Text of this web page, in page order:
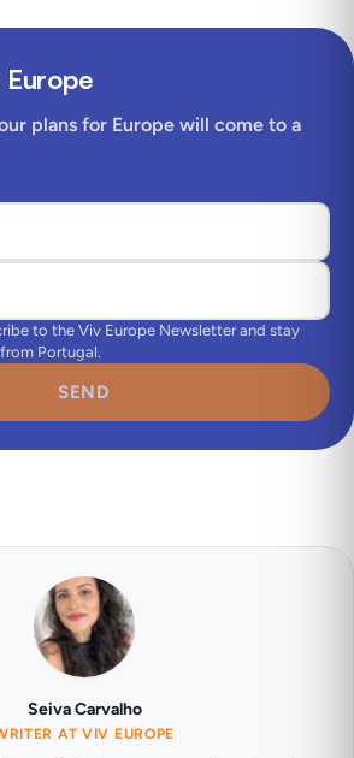
Europe
plans for Europe will come to a
to the Viv Europe Newsletter and stay
Portugal.
SEND
Seiva Carvalho
AT VIV EUROPE